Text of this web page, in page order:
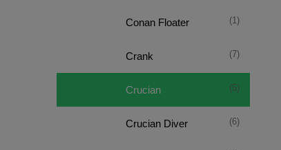
Conan Floater (1)
Crank (7)
Crucian (5)
Crucian Diver (6)